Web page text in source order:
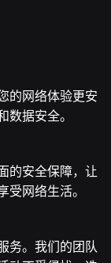
的网络体验更安
据安全。
的安全保障，让
网络生活。
务。我们的团队